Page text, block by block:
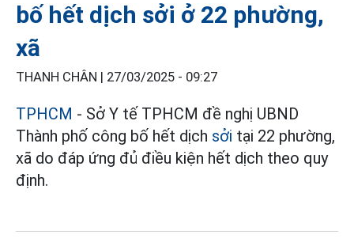
bố hết dịch sởi ở 22 phường,
xã
THANH CHÂN | 27/03/2025 - 09:27
TPHCM - Sở Y tế TPHCM đề nghị UBND
Thành phố công bố hết dịch sởi tại 22 phường,
xã do đáp ứng đủ điều kiện hết dịch theo quy
định.